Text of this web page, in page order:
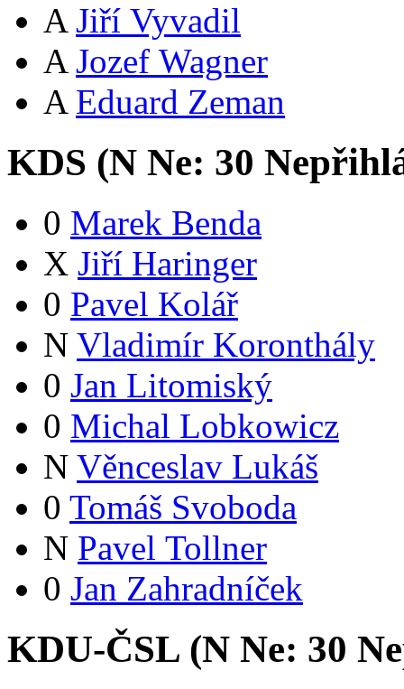
A Jiří Vyvadil
A Jozef Wagner
A Eduard Zeman
KDS (N Ne: 30
0 Marek Benda
X Jiří Haringer
0 Pavel Kolář
N Vladimír Koronthály
0 Jan Litomiský
0 Michal Lobkowicz
N Věnceslav Lukáš
0 Tomáš Svoboda
N Pavel Tollner
0 Jan Zahradníček
KDU-ČSL (N Ne: 30